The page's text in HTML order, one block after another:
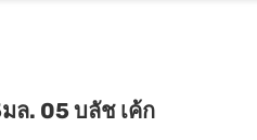
ล. 05 บลัช เค้ก